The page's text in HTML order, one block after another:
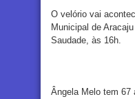
O velório vai
Municipal de
Saudade, às 16h.
Ângela Melo tem 67